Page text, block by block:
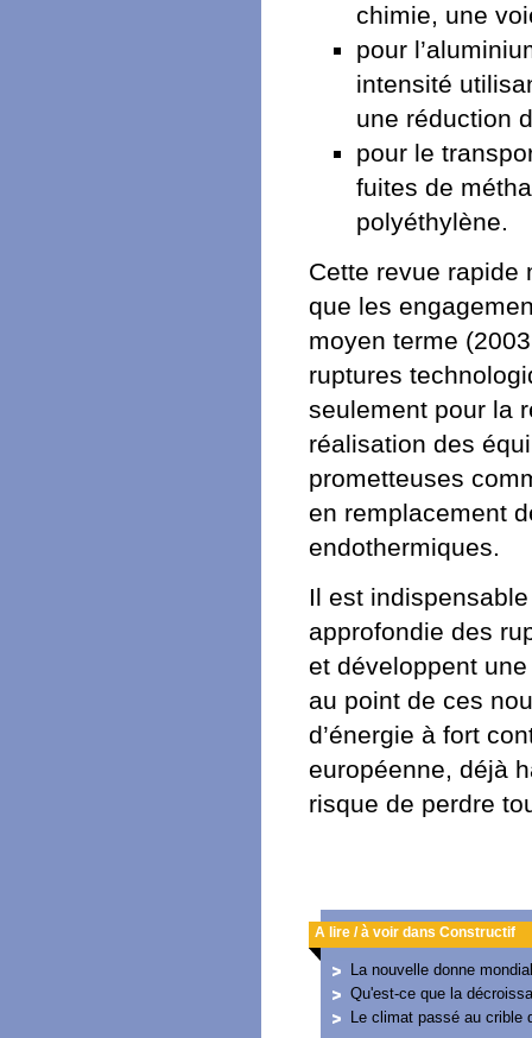
chimie, une
pour
intensité
une réduction
pour le
fuites de
polyéthylène.
Cette revue rapide
que les
moyen terme
ruptures
seulement pour la
réalisation des
prometteuses
en remplacement
endothermiques.
Il est
approfondie des
et développent
au point de ces
d’énergie à fort
européenne, déjà
risque de perdre
A lire / à voir dans Constructif
La nouvelle donne
Qu'est-ce que la
Le climat passé au crible